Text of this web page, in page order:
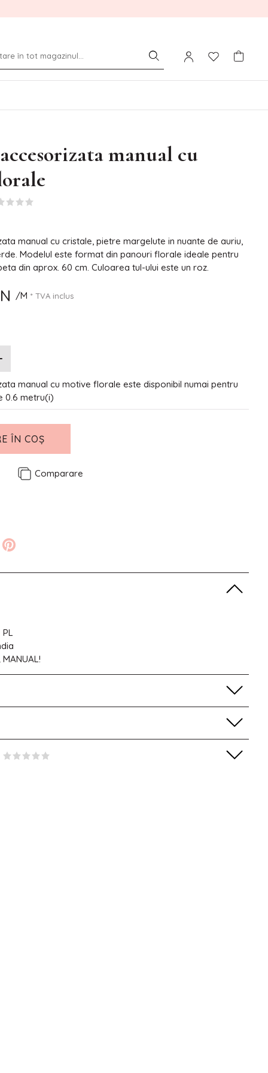
manual cu
manual cu cristale, pietre margelute in nuante de auriu,
Modelul este format din panouri florale ideale pentru
din aprox. 60 cm. Culoarea tul-ului este un roz.
/M * TVA inclus
manual cu motive florale este disponibil numai pentru
0.6 metru(i)
ÎN COȘ
Comparare
MANUAL!